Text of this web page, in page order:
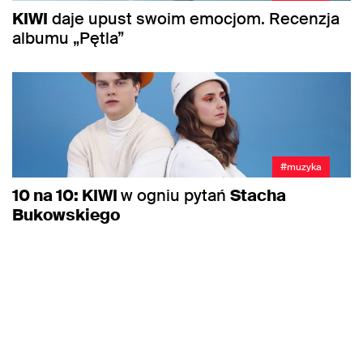
KIWI daje upust swoim emocjom. Recenzja
albumu „Pętla”
#muzyka
10 na 10: KIWIw ogniu pytań Stacha
Bukowskiego